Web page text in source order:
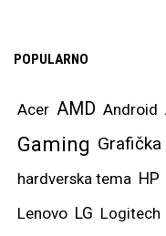
POPULARNO
Acer AMD Android
Gaming
hardverska tema HP
Lenovo LG Logitech